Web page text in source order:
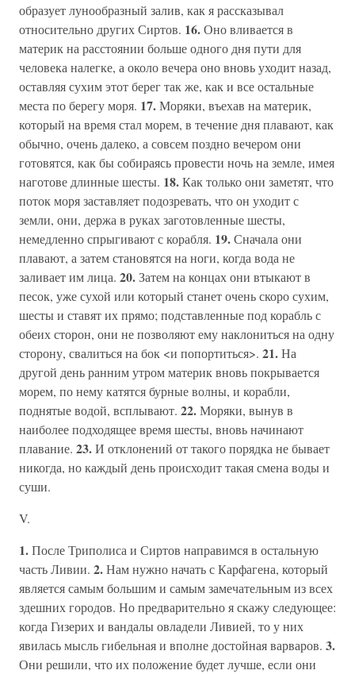
образует лунообразный залив, как я рассказывал
относительно других Сиртов. 16.Оно вливается в
материк на расстоянии больше одного дня пути для
человека налегке, а около вечера оно вновь уходит назад,
оставляя сухим этот берег так же, как и все остальные
места по берегу моря. 17.Моряки, въехав на материк,
который на время стал морем, в течение дня плавают, как
обычно, очень далеко, а совсем поздно вечером они
готовятся, как бы собираясь провести ночь на земле, имея
наготове длинные шесты. 18.Как только они заметят, что
поток моря заставляет подозревать, что он уходит с
земли, они, держа в руках заготовленные шесты,
немедленно спрыгивают с корабля. 19.Сначала они
плавают, а затем становятся на ноги, когда вода не
заливает им лица. 20.Затем на концах они втыкают в
песок, уже сухой или который станет очень скоро сухим,
шесты и ставят их прямо; подставленные под корабль с
обеих сторон, они не позволяют ему наклониться на одну
сторону, свалиться на бок <и попортиться>. 21.На
другой день ранним утром материк вновь покрывается
морем, по нему катятся бурные волны, и корабли,
поднятые водой, всплывают. 22.Моряки, вынув в
наиболее подходящее время шесты, вновь начинают
плавание. 23.И отклонений от такого порядка не бывает
никогда, но каждый день происходит такая смена воды и
суши.
V.
1.После Триполиса и Сиртов направимся в остальную
часть Ливии. 2.Нам нужно начать с Карфагена, который
является самым большим и самым замечательным из всех
здешних городов. Но предварительно я скажу следующее:
когда Гизерих и вандалы овладели Ливией, то у них
явилась мысль гибельная и вполне достойная варваров. 3.
Они решили, что их положение будет лучше, если они